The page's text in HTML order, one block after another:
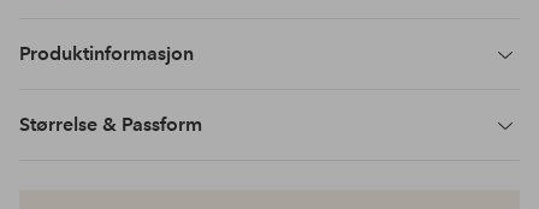
Produktinformasjon
Størrelse & Passform